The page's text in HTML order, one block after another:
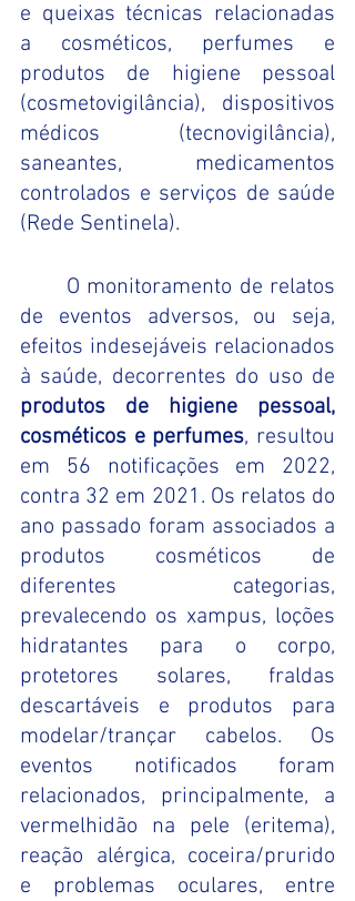
e queixas técnicas relacionadas
a cosméticos, perfumes e
produtos de higiene pessoal
(cosmetovigilância), dispositivos
médicos (tecnovigilância),
saneantes, medicamentos
controlados e serviços de saúde
(Rede Sentinela).
O monitoramento de relatos
de eventos adversos, ou seja,
efeitos indesejáveis relacionados
produtos de higiene pessoal,
cosméticos e perfumes, resultou
em 56 notificações em 2022,
contra 32 em 2021. Os relatos do
ano passado foram associados a
produtos cosméticos de
diferentes categorias,
prevalecendo os xampus, loções
hidratantes para o corpo,
protetores solares, fraldas
descartáveis e produtos para
modelar/trançar cabelos. Os
eventos notificados foram
relacionados, principalmente, a
vermelhidão na pele (eritema),
reação alérgica, coceira/prurido
e problemas oculares, entre